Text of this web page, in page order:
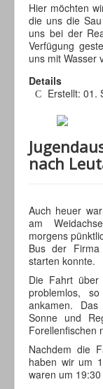
Hier möchten
die uns die
uns bei der
Verfügung
uns mit Wasser
Details
Erstellt: 01.
nach
Auch heuer
am
morgens
Bus der
starten konnte.
Die Fahrt über
problemlos,
ankamen.
Sonne und
Forellenfischen
Nachdem die
haben wir um
waren um